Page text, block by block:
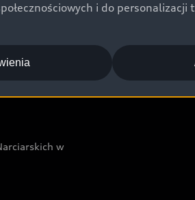
w Warszawie
w
i do personalizacji